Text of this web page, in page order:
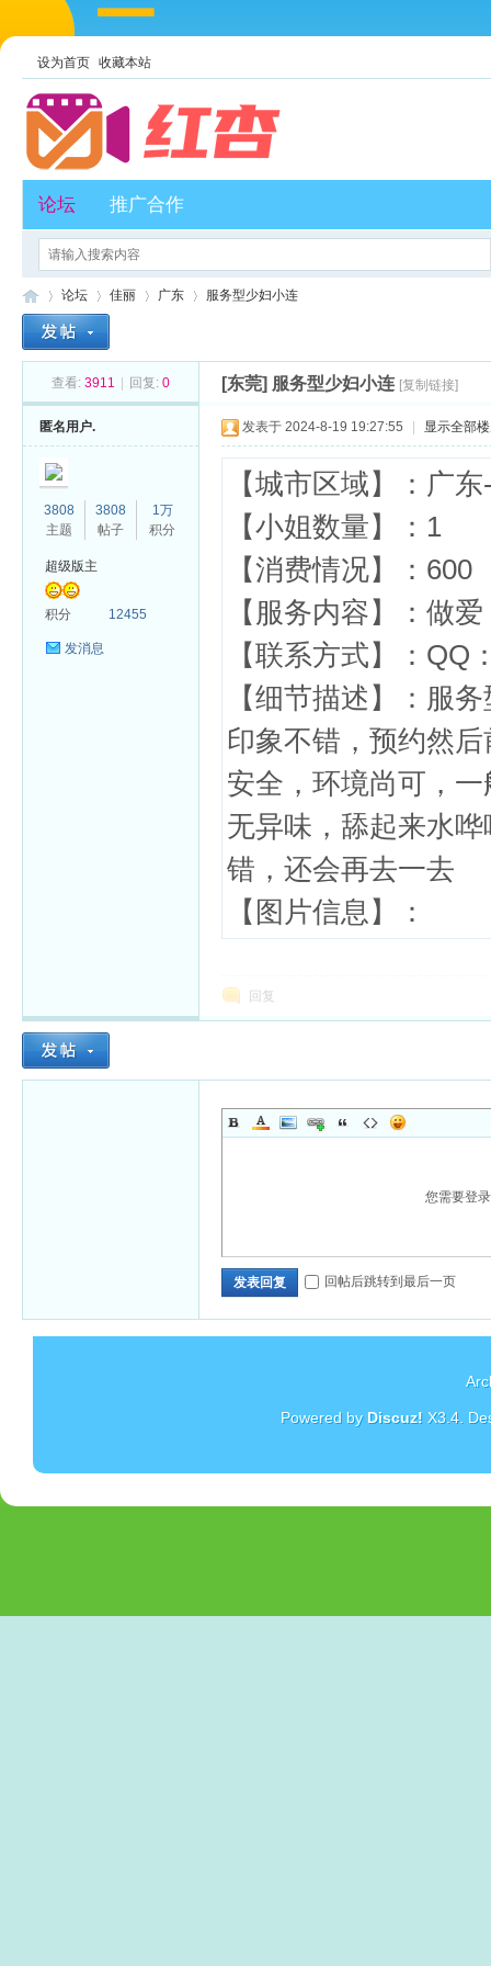
设为首页 收藏本站
论坛 推广合作
论坛
›
佳丽
›
广东 服务型少妇小连
查看: 3911 回复: 0 [东莞] 服务型少妇小连 [复制链接]
匿名用户.
3808
主题
3808
帖子
1万
积分
超级版主
积分 12455
发消息
发表于 2024-8-19 19:27:55 显示全部
【城市区域】：广
【小姐数量】：1
【消费情况】：600
【服务内容】：做
【联系方式】：
【细节描述】：服
印象不错，预约然
安全，环境尚可，
无异味，舔起来水
错，还会再去一去
【图片信息】：
回复
您需要登
发表回复 回帖后跳转到最后一页
Powered by Discuz! X3.4.